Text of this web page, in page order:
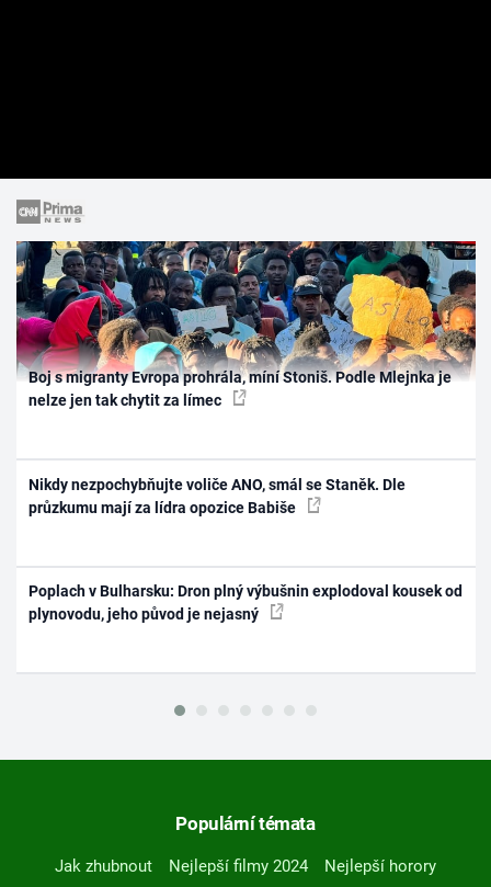
Boj s migranty Evropa prohrála, míní Stoniš. Podle Mlejnka je
nelze jen tak chytit za límec
Nikdy nezpochybňujte voliče ANO, smál se Staněk. Dle
průzkumu mají za lídra opozice Babiše
Poplach v Bulharsku: Dron plný výbušnin explodoval kousek od
plynovodu, jeho původ je nejasný
Populární témata
Jak zhubnout Nejlepší filmy 2024
Nejlepší horory